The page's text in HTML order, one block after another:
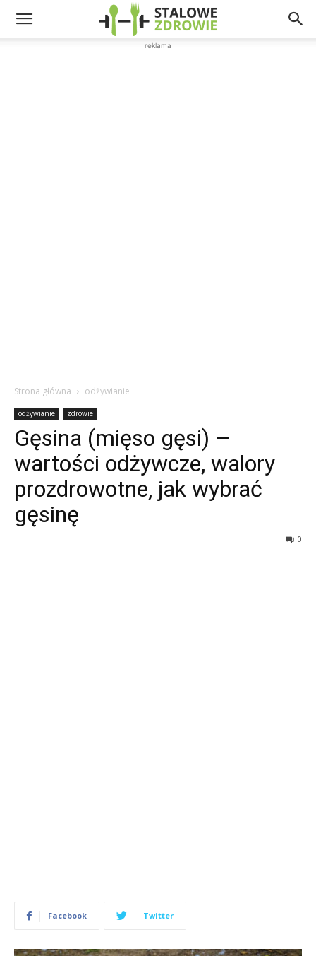
reklama
Strona główna odżywianie
odżywianie zdrowie
Gęsina (mięso gęsi) –
wartości odżywcze, walory
prozdrowotne, jak wybrać
gęsinę
0
Facebook Twitter